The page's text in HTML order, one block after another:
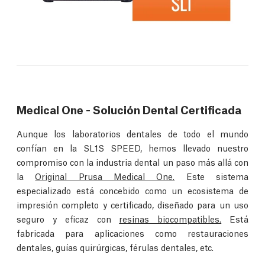
Medical One - Solución Dental Certificada
Aunque los laboratorios dentales de todo el mundo
confían en la SL1S SPEED, hemos llevado nuestro
compromiso con la industria dental un paso más allá con
laOriginal Prusa Medical One. Este sistema
especializado está concebido como un ecosistema de
impresión completo y certificado, diseñado para un uso
seguro y eficaz con resinas biocompatibles. Está
fabricada para aplicaciones como restauraciones
dentales, guías quirúrgicas, férulas dentales, etc.